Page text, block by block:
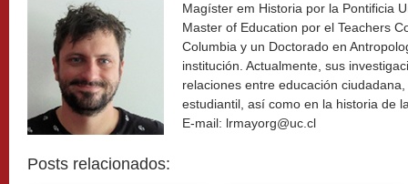
Magíster em Historia por la Pontificia
Master of Education por el Teachers
Columbia y un Doctorado en
institución. Actualmente, sus
relaciones entre educación
estudiantil, así como en la historia de
E-mail: lrmayorg@uc.cl
Posts relacionados: